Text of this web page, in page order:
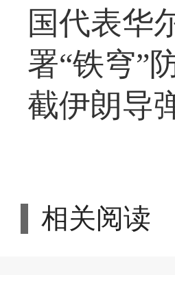
国代表华
署“铁穹”
截伊朗导
相关阅读